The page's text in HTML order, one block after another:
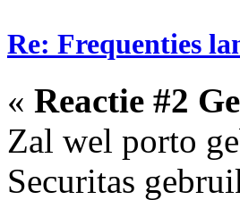
Re: Frequenties
« Reactie #2
Zal wel porto
Securitas